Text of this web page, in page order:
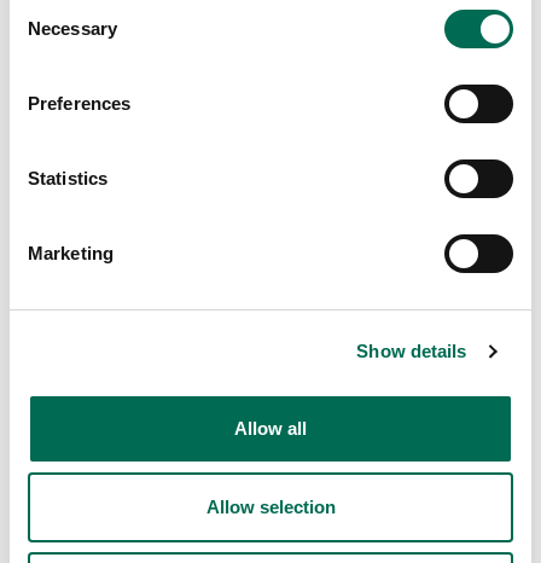
Selection
Necessary
Preferences
Statistics
Marketing
Show details
Allow all
Allow selection
Dole
BE Exotic! Mango